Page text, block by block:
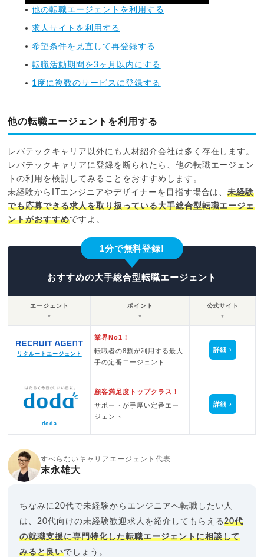
他の転職エージェントを利用する
求人サイトを利用する
希望条件を見直して再登録する
転職活動期間を3ヶ月以内にする
1度に複数のサービスに登録する
他の転職エージェントを利用する
レバテックキャリア以外にも人材紹介会社は多く存在します。
レバテックキャリアに登録を断られたら、他の転職エージェン
トの利用を検討してみることをおすすめします。
未経験からITエンジニアやデザイナーを目指す場合は、未経験
でも応募できる求人を取り扱っている大手総合型転職エージェ
ントがおすすめですよ。
1分で無料登録!
おすすめの大手総合型転職エージェント
エージェント
▼
ポイント
▼
公式サイト
▼
リクルートエージェント
業界No1！
転職者の8割が利用する最大
手の定番エージェント
詳細
doda
顧客満足度トップクラス！
サポートが手厚い定番エー
ジェント
詳細
すべらないキャリアエージェント代表
末永雄大
ちなみに20代で未経験からエンジニアへ転職したい人
は、20代向けの未経験歓迎求人を紹介してもらえる20代
の就職支援に専門特化した転職エージェントに相談して
みると良いでしょう。